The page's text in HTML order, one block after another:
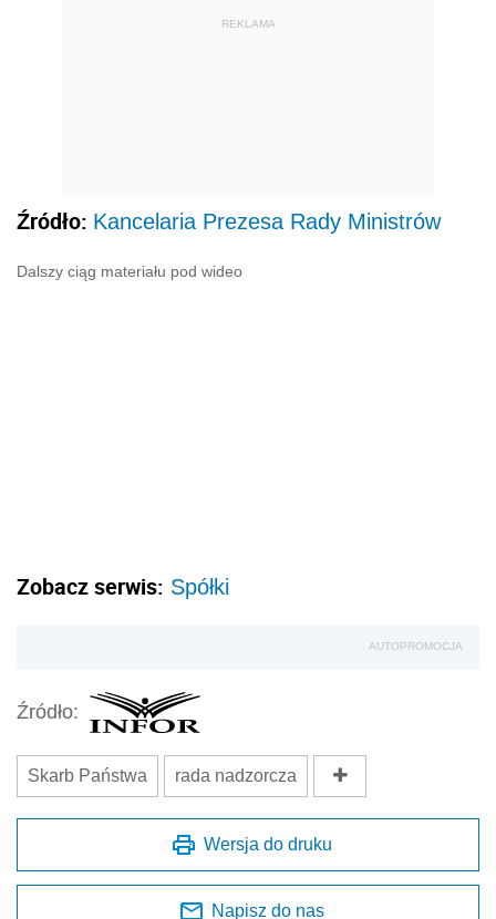
REKLAMA
Źródło: Kancelaria Prezesa Rady Ministrów
Dalszy ciąg materiału pod wideo
Zobacz serwis: Spółki
AUTOPROMOCJA
Źródło:
Skarb Państwa rada nadzorcza
Wersja do druku
Napisz do nas